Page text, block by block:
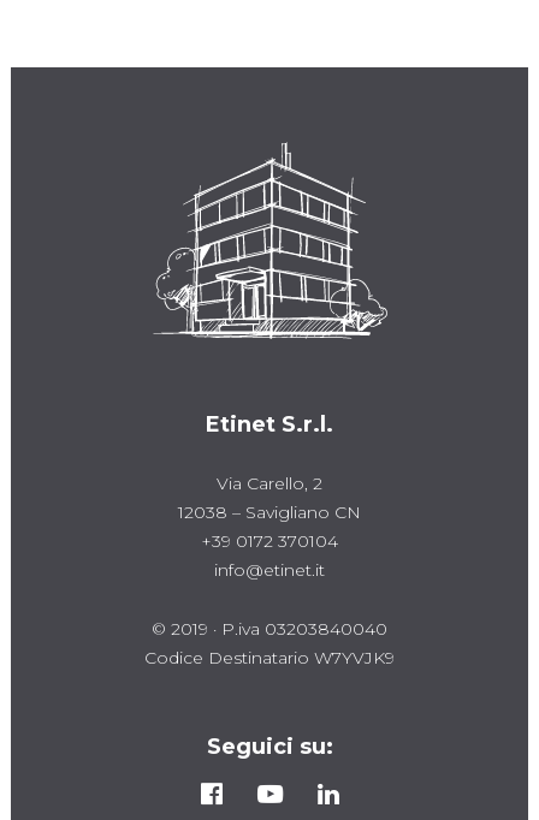
Etinet S.r.l.
Via Carello, 2
12038 – Savigliano CN
+39 0172 370104
info@etinet.it
© 2019 · P.iva 03203840040
Codice Destinatario W7YVJK9
Seguici su: